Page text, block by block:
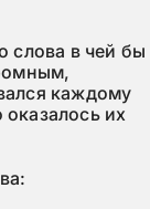
слова в чей бы
каждому
их